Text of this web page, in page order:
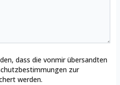
dass die vonmir übersandten
zur
werden.